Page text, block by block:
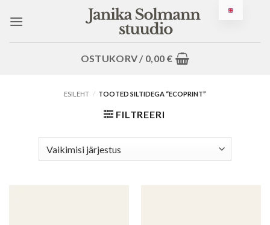
sisusse
OSTUKORV / 0,00 €
ESILEHT / TOOTED SILTIDEGA “ECOPRINT”
FILTREERI